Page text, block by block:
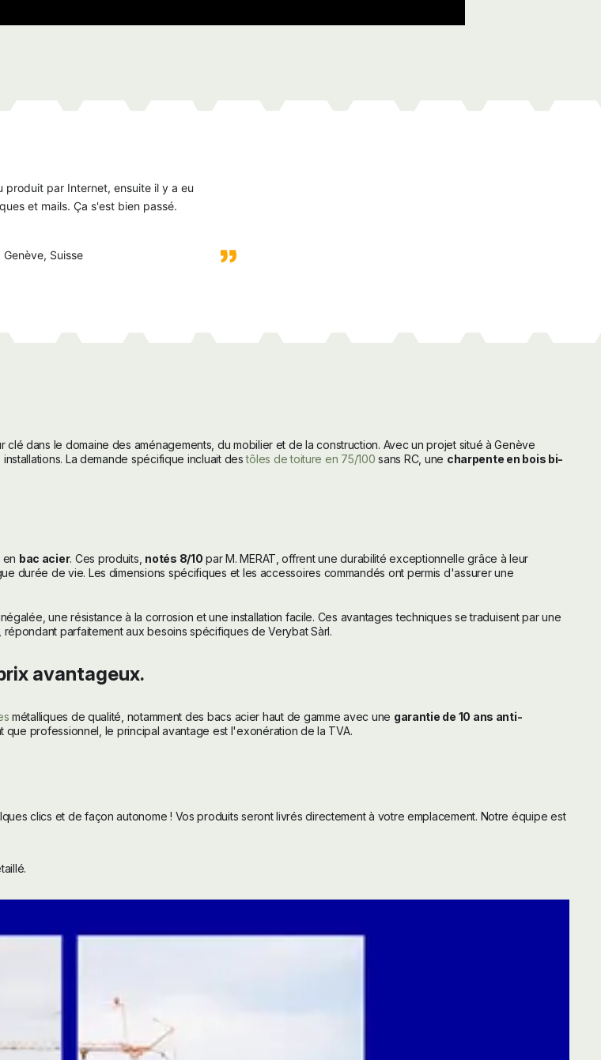
produit par Internet, ensuite il y a eu
et mails. Ça s'est bien passé.
Suisse
clé dans le domaine des aménagements, du mobilier et de la construction. Avec un projet situé à Genève
La demande spécifique incluait destôles de toiture en 75/100 sans RC, une charpente en bois bi-
en bac acier. Ces produits, notés 8/10 par M. MERAT, offrent une durabilité exceptionnelle grâce à leur
durée de vie. Les dimensions spécifiques et les accessoires commandés ont permis d'assurer une
une résistance à la corrosion et une installation facile. Ces avantages techniques se traduisent par une
parfaitement aux besoins spécifiques de Verybat Sàrl.
avantageux.
métalliques de qualité, notamment des bacs acier haut de gamme avec une garantie de 10 ans anti-
que professionnel, le principal avantage est l'exonération de la TVA.
clics et de façon autonome ! Vos produits seront livrés directement à votre emplacement. Notre équipe est